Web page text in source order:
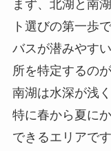
まず、北湖と南
ト選びの第一歩
バスが潜みやす
所を特定するの
南湖は水深が浅
特に春から夏に
できるエリアです